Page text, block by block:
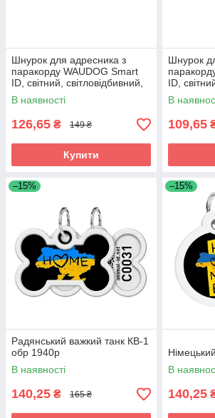
Шнурок для адресника з
паракорду WAUDOG Smart
ID, світний, світловідбивний,
M, Д 4 мм, Д 42-76 см
блакитний
В наявності
126,65 ₴ 149 ₴
Купити
Шнурок
ID,
S, Д 4 мм,
блакитний
В
109,65
–15%
Радянський важкий танк КВ-1
обр 1940р
В наявності
140,25 ₴ 165 ₴
–15%
В
140,25